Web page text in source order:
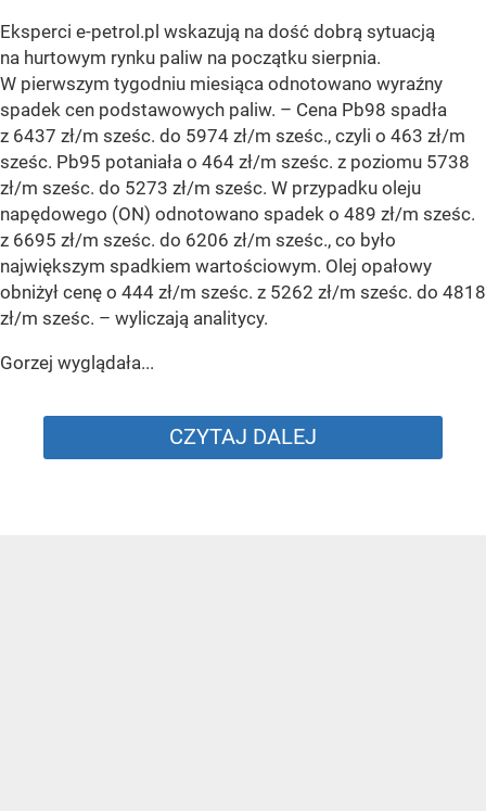
Eksperci e-petrol.pl wskazują na dość dobrą sytuacją
na hurtowym rynku paliw na początku sierpnia.
W pierwszym tygodniu miesiąca odnotowano wyraźny
spadek cen podstawowych paliw. – Cena Pb98 spadła
z 6437 zł/m sześc. do 5974 zł/m sześc., czyli o 463 zł/m
sześc. Pb95 potaniała o 464 zł/m sześc. z poziomu 5738
zł/m sześc. do 5273 zł/m sześc. W przypadku oleju
napędowego (ON) odnotowano spadek o 489 zł/m sześc.
z 6695 zł/m sześc. do 6206 zł/m sześc., co było
największym spadkiem wartościowym. Olej opałowy
obniżył cenę o 444 zł/m sześc. z 5262 zł/m sześc. do 4818
zł/m sześc. – wyliczają analitycy.
Gorzej wyglądała...
CZYTAJ DALEJ